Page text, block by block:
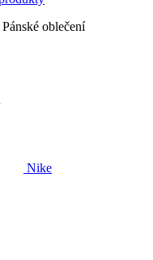
Pánské oblečení
Nike